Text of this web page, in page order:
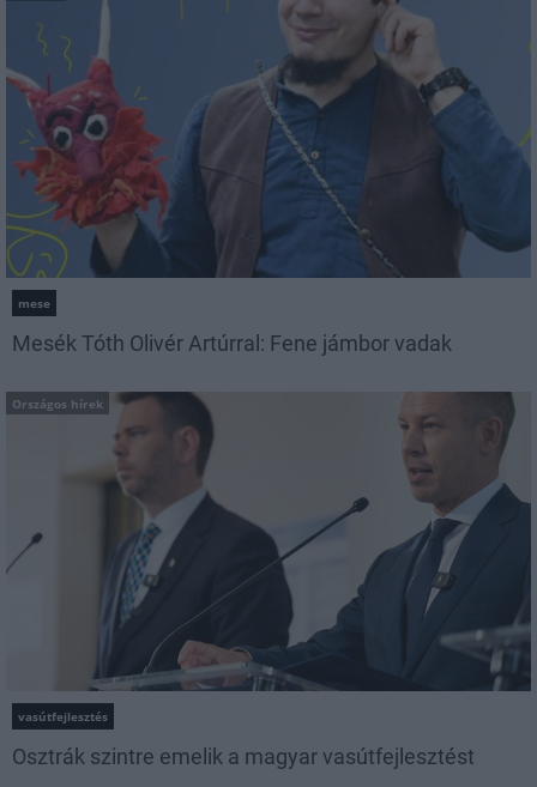
mese
Mesék Tóth Olivér Artúrral: Fene jámbor vadak
Országos hírek
vasútfejlesztés
Osztrák szintre emelik a magyar vasútfejlesztést